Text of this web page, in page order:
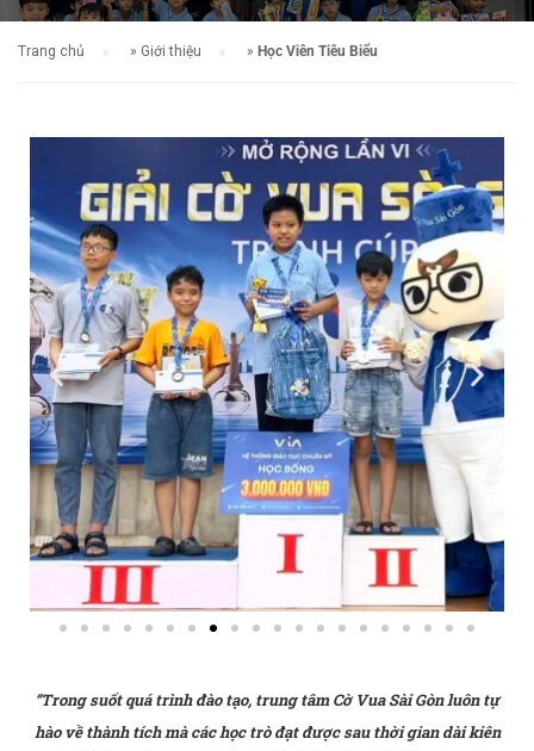
Trang chủ » Giới thiệu » Học Viên Tiêu Biểu
“Trong suốt quá trình đào tạo, trung tâm Cờ Vua Sài Gòn luôn tự
hào về thành tích mà các học trò đạt được sau thời gian dài kiên